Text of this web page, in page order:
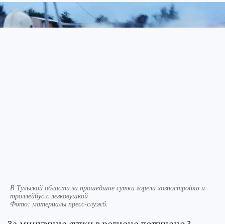
В Тульской области за прошедшие сутки горели хозпостройка и
троллейбус с легковушкой
Фото: материалы пресс-служб.